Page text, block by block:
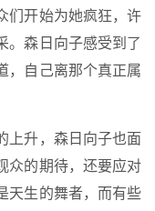
们开始为她疯狂，许
。森日向子感受到了
，自己离那个真正属
上升，森日向子也面
众的期待，还要应对
天生的舞者，而有些